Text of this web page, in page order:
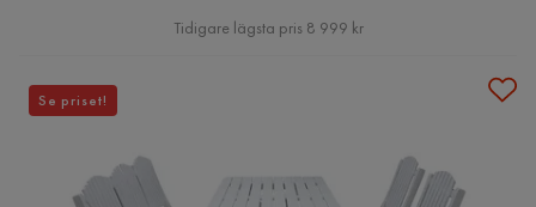
Pris
Tidigare lägsta pris 8 999 kr
Se priset!